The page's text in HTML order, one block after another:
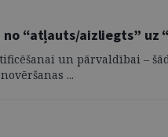
“atļauts/aizliegts” uz
un pārvaldībai –
...